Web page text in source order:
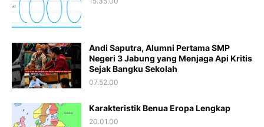
Andi Saputra, Alumni Pertama SMP
Negeri 3 Jabung yang Menjaga Api Kritis
Sejak Bangku Sekolah
07.52.00
Karakteristik Benua Eropa Lengkap
20.01.00